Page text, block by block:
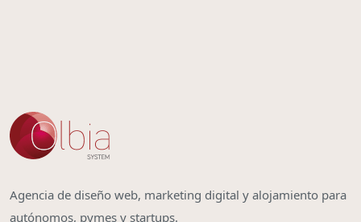
Agencia de diseño web, marketing digital y alojamiento para
autónomos, pymes y startups.